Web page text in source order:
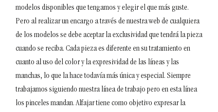
modelos disponibles que tengamos y elegir el que más guste.
Pero al realizar un encargo a través de nuestra web de cualquiera
de los modelos se debe aceptar la exclusividad que tendrá la pieza
cuando se reciba. Cada pieza es diferente en su tratamiento en
cuanto al uso del color y la expresividad de las líneas y las
manchas, lo que la hace todavía más única y especial. Siempre
trabajamos siguiendo nuestra línea de trabajo pero en esta línea
los pinceles mandan. Alfajar tiene como objetivo expresar la